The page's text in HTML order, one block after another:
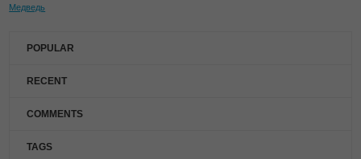
Медведь
POPULAR
RECENT
COMMENTS
TAGS